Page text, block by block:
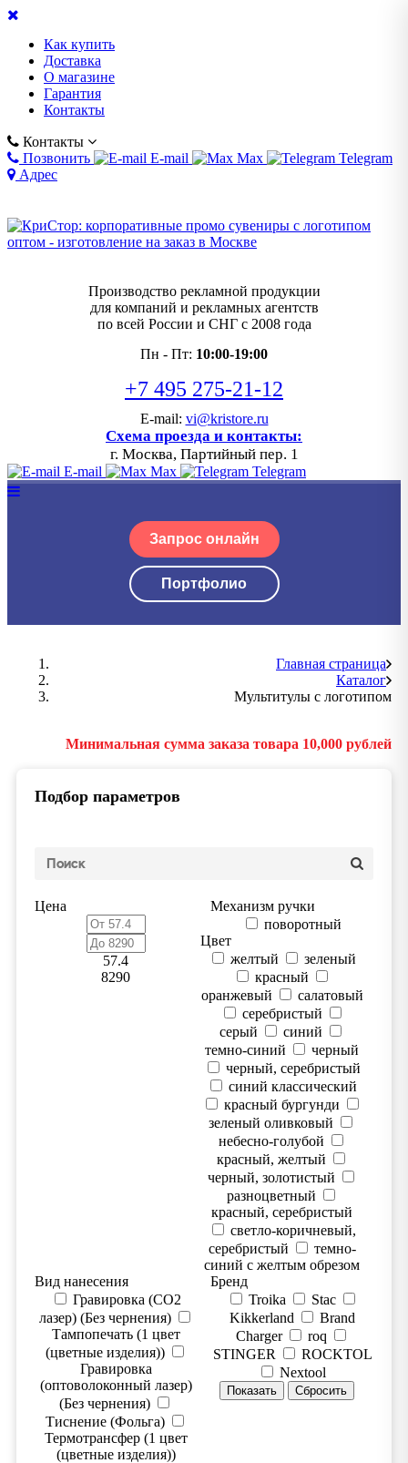
Как купить
Доставка
О магазине
Гарантия
Контакты
Контакты
Позвонить
E-mail Max
Telegram
Адрес
Производство рекламной продукции
для компаний и рекламных агентств
по всей России и СНГ с 2008 года
Пн - Пт: 10:00-19:00
+7 495 275-21-12
E-mail: vi@kristore.ru
Схема проезда и контакты:
г. Москва, Партийный пер. 1
E-mail Max Telegram
Запрос онлайн
Портфолио
Главная страница
Каталог
Мультитулы с логотипом
Минимальная сумма заказа товара 10,000 рублей
Подбор параметров
Цена
57.4
8290
Механизм ручки
поворотный
Цвет
желтый
зеленый
красный
оранжевый
салатовый
серебристый
серый
синий
темно-синий
черный
черный, серебристый
синий классический
красный бургунди
зеленый оливковый
небесно-голубой
красный, желтый
черный, золотистый
разноцветный
красный, серебристый
светло-коричневый,
серебристый
темно-
синий с желтым обрезом
Бренд
Troika
Stac
Kikkerland
Brand
Charger
roq
STINGER
ROCKTOL
Nextool
Вид нанесения
Гравировка (CO2
лазер) (Без чернения)
Тампопечать (1 цвет
(цветные изделия))
Гравировка
(оптоволоконный лазер)
(Без чернения)
Тиснение (Фольга)
Термотрансфер (1 цвет
(цветные изделия))